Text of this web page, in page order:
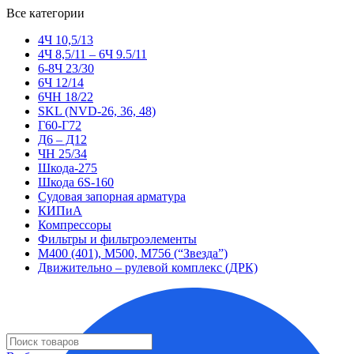
Все категории
4Ч 10,5/13
4Ч 8,5/11 – 6Ч 9.5/11
6-8Ч 23/30
6Ч 12/14
6ЧН 18/22
SKL (NVD-26, 36, 48)
Г60-Г72
Д6 – Д12
ЧН 25/34
Шкода-275
Шкода 6S-160
Судовая запорная арматура
КИПиА
Компрессоры
Фильтры и фильтроэлементы
М400 (401), М500, М756 (“Звезда”)
Движительно – рулевой комплекс (ДРК)